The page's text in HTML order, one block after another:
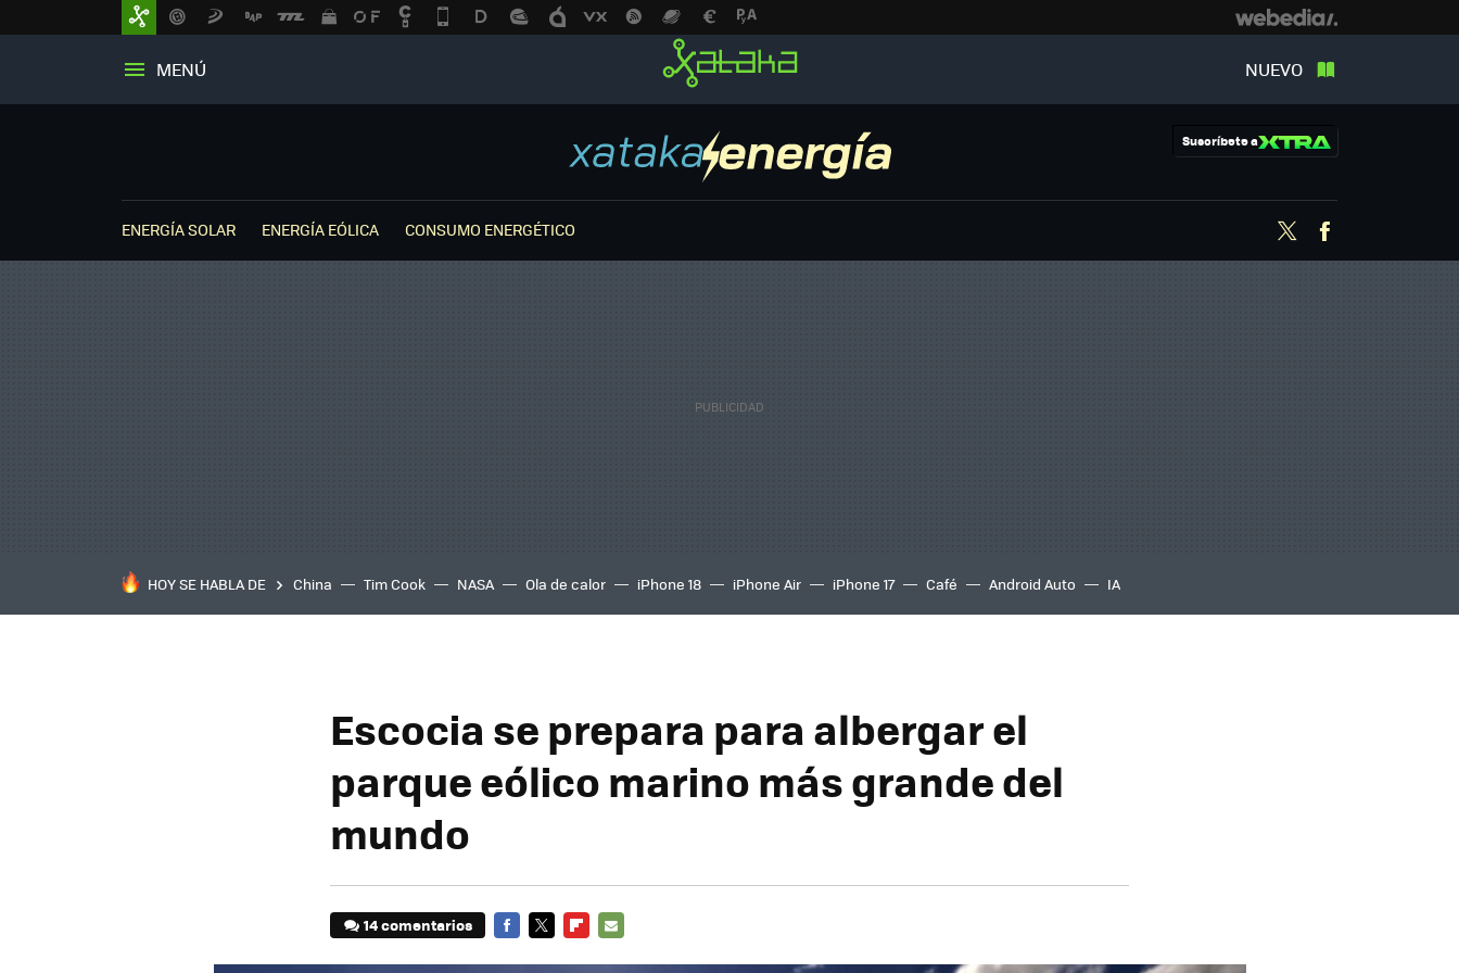
MENÚ NUEVO
Suscríbete a
ENERGÍA SOLAR ENERGÍA EÓLICA CONSUMO ENERGÉTICO Twitter
HOY SE HABLA DE China Tim Cook NASA Ola de calor iPhone 18 iPhone Air iPhone 17 Café Android Auto IA
Escocia se prepara para albergar el
parque eólico marino más grande del
mundo
14 comentarios